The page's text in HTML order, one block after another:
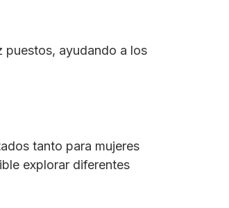
puestos, ayudando a los
tanto para mujeres
explorar diferentes